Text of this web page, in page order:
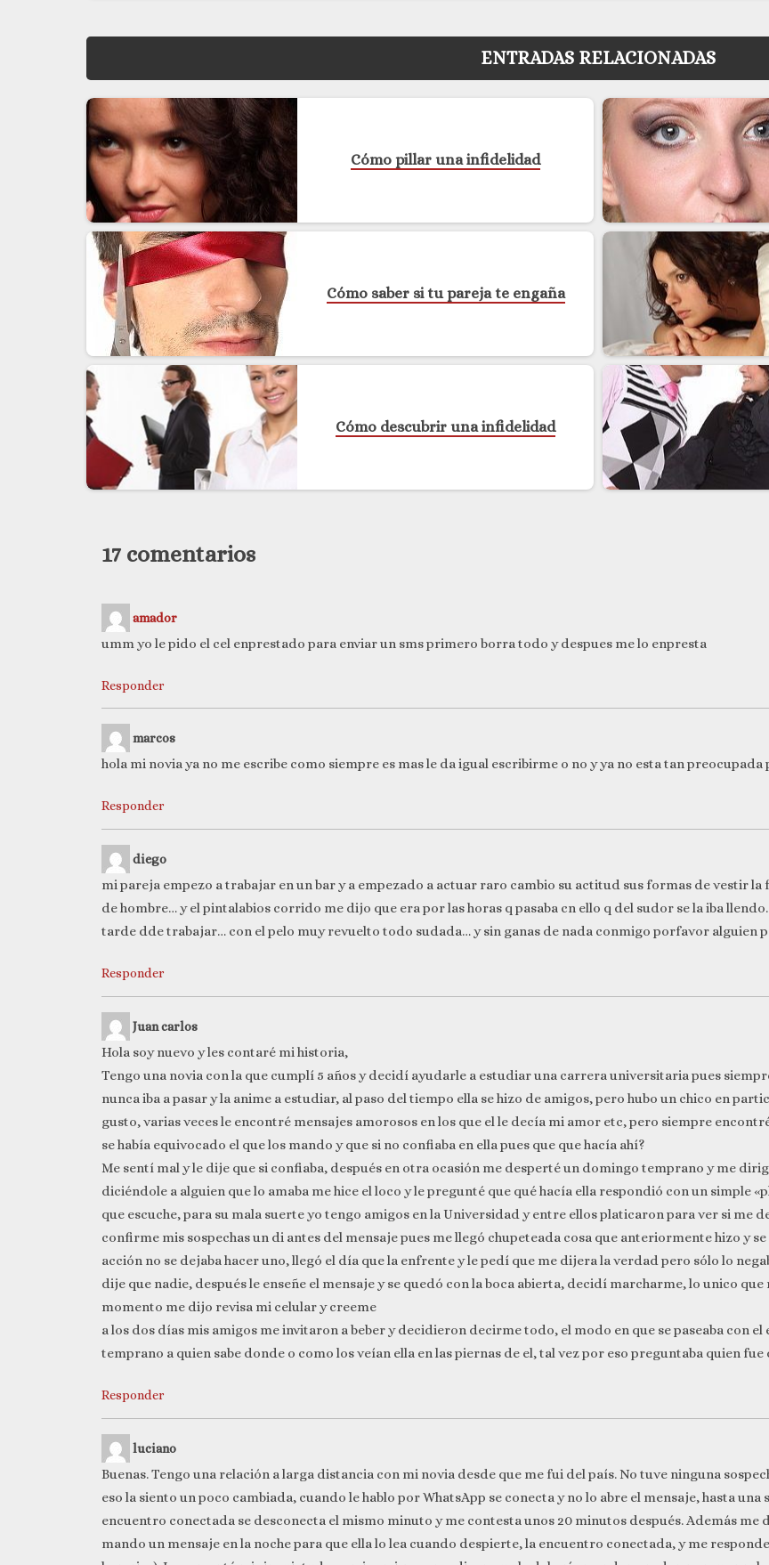
ENTRADAS RELACIONADAS
Cómo pillar una infidelidad
Cómo saber si tu pareja te engaña
Cómo descubrir una infidelidad
17 comentarios
amador
umm yo le pido el cel enprestado para enviar un sms primero borra todo y despues me lo enpresta
Responder
marcos
hola mi novia ya no me escribe como siempre es mas le da igual escribirme o no y ya no esta tan
Responder
diego
mi pareja empezo a trabajar en un bar y a empezado a actuar raro cambio su actitud sus formas de vestir
de hombre… y el pintalabios corrido me dijo que era por las horas q pasaba cn ello q del sudor se la iba
tarde dde trabajar… con el pelo muy revuelto todo sudada… y sin ganas de nada conmigo porfavor alguien
Responder
Juan carlos
Hola soy nuevo y les contaré mi historia,
Tengo una novia con la que cumplí 5 años y decidí ayudarle a estudiar una carrera universitaria pues
nunca iba a pasar y la anime a estudiar, al paso del tiempo ella se hizo de amigos, pero hubo un chico en
gusto, varias veces le encontré mensajes amorosos en los que el le decía mi amor etc, pero siempre
se había equivocado el que los mando y que si no confiaba en ella pues que que hacía ahí?
Me sentí mal y le dije que si confiaba, después en otra ocasión me desperté un domingo temprano y me
diciéndole a alguien que lo amaba me hice el loco y le pregunté que qué hacía ella respondió con un simple
que escuche, para su mala suerte yo tengo amigos en la Universidad y entre ellos platicaron para ver si me
confirme mis sospechas un di antes del mensaje pues me llegó chupeteada cosa que anteriormente hizo y
acción no se dejaba hacer uno, llegó el día que la enfrente y le pedí que me dijera la verdad pero sólo lo
dije que nadie, después le enseñe el mensaje y se quedó con la boca abierta, decidí marcharme, lo unico
momento me dijo revisa mi celular y creeme
a los dos días mis amigos me invitaron a beber y decidieron decirme todo, el modo en que se paseaba con el
temprano a quien sabe donde o como los veían ella en las piernas de el, tal vez por eso preguntaba quien fue
Responder
luciano
Buenas. Tengo una relación a larga distancia con mi novia desde que me fui del país. No tuve ninguna
eso la siento un poco cambiada, cuando le hablo por WhatsApp se conecta y no lo abre el mensaje, hasta
encuentro conectada se desconecta el mismo minuto y me contesta unos 20 minutos después. Además
mando un mensaje en la noche para que ella lo lea cuando despierte, la encuentro conectada, y me